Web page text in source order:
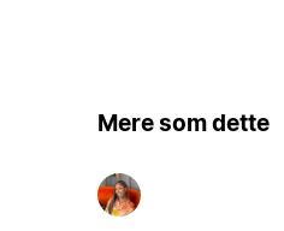
Mere som dette